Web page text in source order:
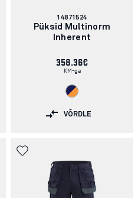
Artikli
number:
14871524
Püksid Multinorm
Inherent
358.36€
KM-ga
VÕRDLE